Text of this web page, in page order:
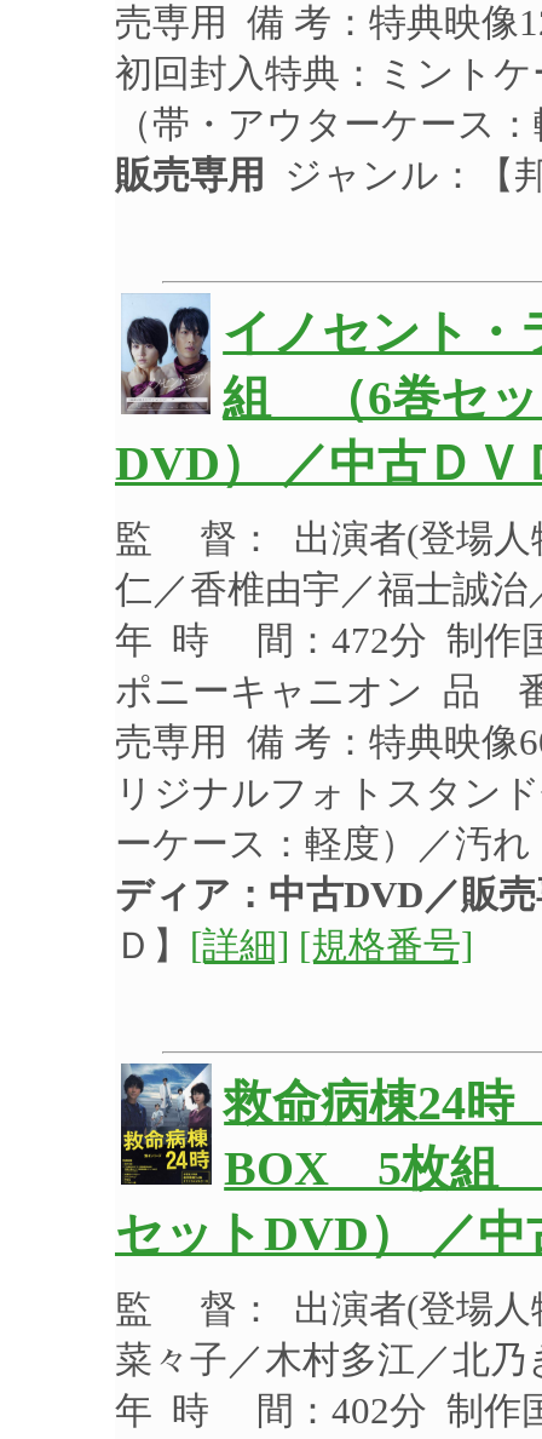
売専用 備 考：特典映像
初回封入特典：ミント
（帯・アウターケース
販売専用
ジャンル：【
イノセント
組 （6巻セ
DVD） ／中古ＤＶ
監 督： 出演者(登場人
仁／香椎由宇／福士誠
年 時 間：472分 制作
ポニーキャニオン 品
売専用 備 考：特典映像
リジナルフォトスタン
ーケース：軽度）／汚
ディア：中古DVD／販
Ｄ】 [詳細] [規格番号]
救命病棟24
BOX 5枚組
セットDVD） ／中
監 督： 出演者(登場人
菜々子／木村多江／北
年 時 間：402分 制作